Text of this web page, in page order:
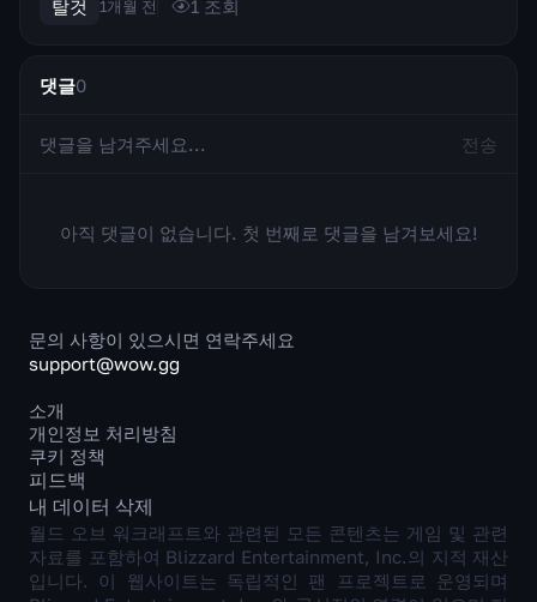
적의 보상입니다. 즉 한...
탈것 1개월 전 1 조회
댓글0
전송
아직 댓글이 없습니다. 첫 번째로 댓글을 남겨보세요!
문의 사항이 있으시면 연락주세요
support@wow.gg
소개
개인정보 처리방침
쿠키 정책
피드백
내 데이터 삭제
월드 오브 워크래프트와 관련된 모든 콘텐츠는 게임 및 관련
자료를 포함하여 Blizzard Entertainment, Inc.의 지적 재산
입니다. 이 웹사이트는 독립적인 팬 프로젝트로 운영되며